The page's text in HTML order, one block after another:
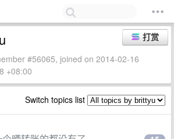
打赏
#56065, joined on 2014-02-16
+08:00
Switch topics list